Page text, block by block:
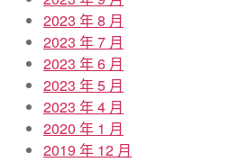
2023 年 8 月
2023 年 7 月
2023 年 6 月
2023 年 5 月
2023 年 4 月
2020 年 1 月
2019 年 12 月